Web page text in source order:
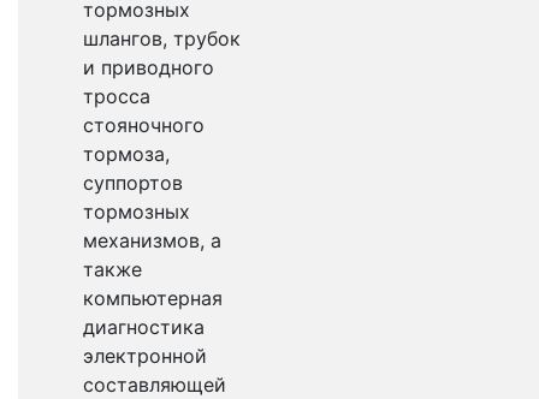
тормозных
шлангов, трубок
и приводного
тросса
стояночного
тормоза,
суппортов
тормозных
механизмов, а
также
компьютерная
диагностика
электронной
составляющей